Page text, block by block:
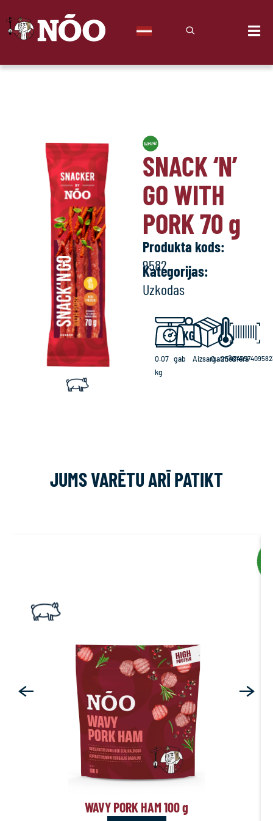
SNACK ‘N’
GO WITH
PORK 70 g
Produkta kods:
9582
Kategorijas:
Uzkodas
0.07
kg
gab Aizsargatmosfēra
0...25°C
JUMS VARĒTU ARĪ PATIKT
WAVY PORK HAM 100g